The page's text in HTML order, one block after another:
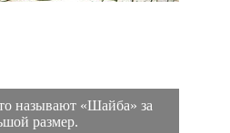
называют «Шайба» за
размер.